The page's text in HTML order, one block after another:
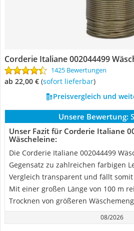
Corderie Italiane 002044499
1425 Bewertungen
ab 22,00 € ( Sofort lieferbar)
Preisvergleich und
Unsere Bewertung:
Unser Fazit für Corderie Italiane
Wäscheleine:
Die Corderie Italiane 002044499
Gegensatz zu zahlreichen farbigen
Vergleich transparent und fällt
Mit einer großen Länge von 100 m
Trocknen von größeren
08/2026